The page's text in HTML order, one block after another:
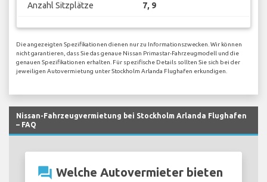
Anzahl Sitzplätze 7, 9
Die angezeigten Spezifikationen dienen nur zu Informationszwecken. Wir können
nicht garantieren, dass Sie das genaue Nissan Primastar-Fahrzeugmodell und die
genauen Spezifikationen erhalten. Für spezifische Details sollten Sie sich bei der
jeweiligen Autovermietung unter Stockholm Arlanda Flughafen erkundigen.
Nissan-Fahrzeugvermietung bei Stockholm Arlanda Flughafen
– FAQ
question_answer Welche Autovermieter bieten